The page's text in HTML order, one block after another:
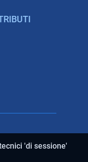
'di sessione'